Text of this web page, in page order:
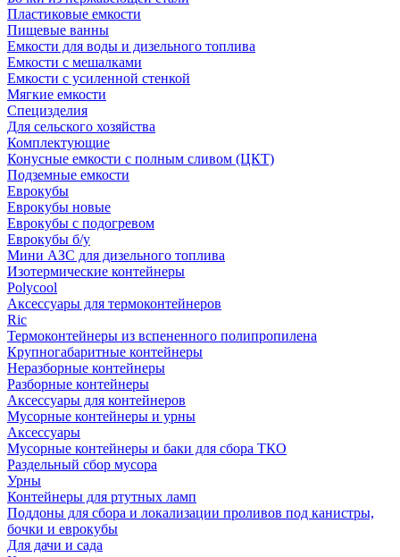
Пластиковые емкости
Пищевые ванны
Емкости для воды и дизельного топлива
Емкости с мешалками
Емкости с усиленной стенкой
Мягкие емкости
Специзделия
Для сельского хозяйства
Комплектующие
Конусные емкости с полным сливом (ЦКТ)
Подземные емкости
Еврокубы
Еврокубы новые
Еврокубы с подогревом
Еврокубы б/у
Мини АЗС для дизельного топлива
Изотермические контейнеры
Polycool
Аксессуары для термоконтейнеров
Ric
Термоконтейнеры из вспененного полипропилена
Крупногабаритные контейнеры
Неразборные контейнеры
Разборные контейнеры
Аксессуары для контейнеров
Мусорные контейнеры и урны
Аксессуары
Мусорные контейнеры и баки для сбора ТКО
Раздельный сбор мусора
Урны
Контейнеры для ртутных ламп
Поддоны для сбора и локализации проливов под канистры,
бочки и еврокубы
Для дачи и сада